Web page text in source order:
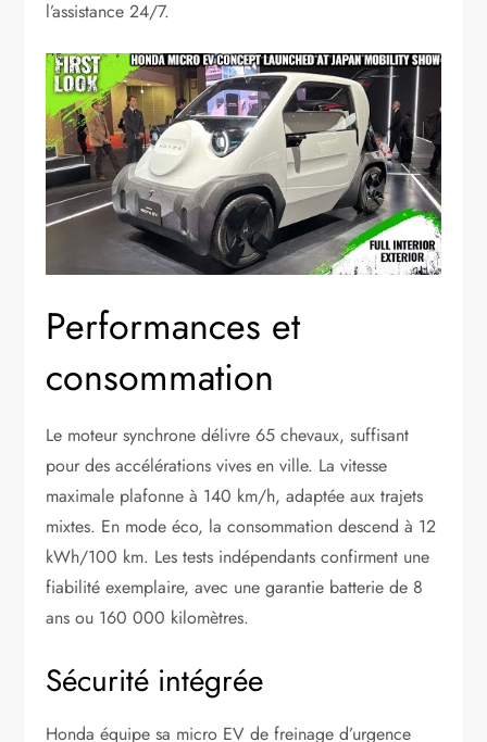
l’assistance 24/7.
Performances et
consommation
Le moteur synchrone délivre 65 chevaux, suffisant
pour des accélérations vives en ville. La vitesse
maximale plafonne à 140 km/h, adaptée aux trajets
mixtes. En mode éco, la consommation descend à 12
kWh/100 km. Les tests indépendants confirment une
fiabilité exemplaire, avec une garantie batterie de 8
ans ou 160 000 kilomètres.
Sécurité intégrée
Honda équipe sa micro EV de freinage d’urgence